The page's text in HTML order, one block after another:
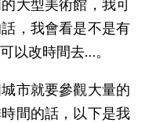
大型美術館，我可
，我會看是不是有
以改時間去…。
市就要參觀大量的
間的話，以下是我